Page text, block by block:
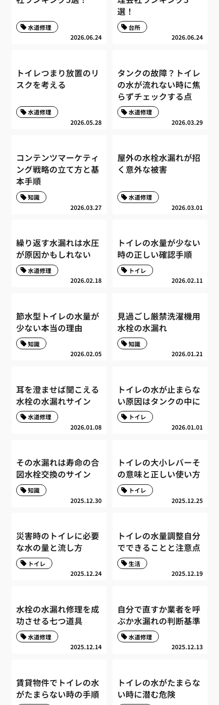
2026.06.24
水道修理
選！
2026.06.24
台所
トイレつまり放置のリ
スクを考える
2026.05.28
水道修理
タンクの故障？トイレ
の水が流れない時に焦
らずチェックする点
2026.03.29
水道修理
コンテンツマーケティ
ング戦略の立て方と基
本手順
2026.03.27
知識
屋外の水栓水漏れが招
く意外な被害
2026.03.01
水道修理
繰り返す水漏れは水圧
が原因かもしれない
2026.02.18
水道修理
トイレの水量が少ない
時の正しい確認手順
2026.02.11
トイレ
節水型トイレの水量が
少ない本当の理由
2026.02.05
知識
見過ごし厳禁洗濯機用
水栓の水漏れ
2026.01.21
知識
耳を澄ませば聞こえる
水栓の水漏れサイン
2026.01.08
水道修理
トイレの水が止まらな
い原因はタンクの中に
2026.01.01
トイレ
その水漏れは寿命の合
図水栓交換のサイン
2025.12.30
知識
トイレの大小レバーそ
の意味と正しい使い方
2025.12.25
トイレ
災害時のトイレに必要
な水の量と流し方
2025.12.24
トイレ
トイレの水量調整自分
でできることと注意点
2025.12.19
生活
水栓の水漏れ修理を成
功させる七つ道具
2025.12.14
水道修理
自分で直すか業者を呼
ぶか水漏れの判断基準
2025.12.13
水道修理
賃貸物件でトイレの水
がたまらない時の手順
トイレの水がたまらな
い時に潜む危険